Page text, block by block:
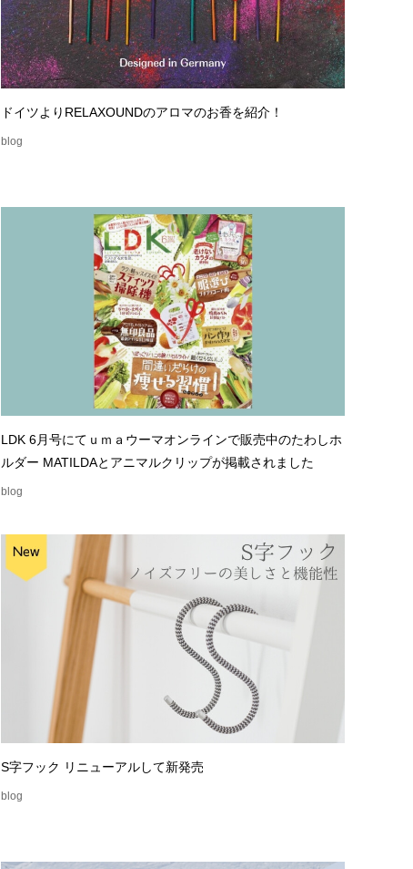
ドイツよりRELAXOUNDのアロマのお香を紹介！
blog
LDK 6月号にてｕｍａウーマオンラインで販売中のたわしホ
ルダー MATILDAとアニマルクリップが掲載されました
blog
S字フック リニューアルして新発売
blog